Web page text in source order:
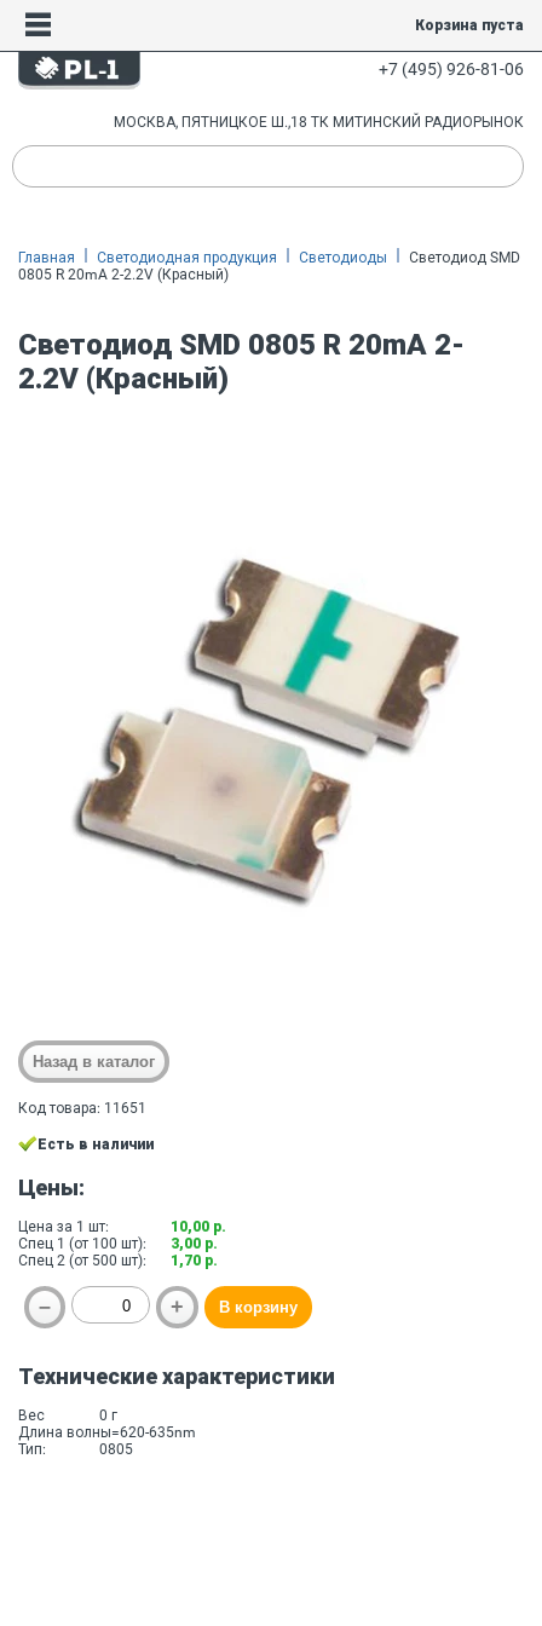
Корзина пуста
+7 (495) 926-81-06
МОСКВА, ПЯТНИЦКОЕ Ш.,18 ТК МИТИНСКИЙ РАДИОРЫНОК
Главная Светодиодная продукция Светодиоды
Светодиод SMD
0805 R 20mA 2-2.2V (Красный)
Светодиод SMD 0805 R 20mA 2-
2.2V (Красный)
Код товара: 11651
Есть в наличии
Цены:
Цена за 1 шт:
10,00 р.
Спец 1 (от 100 шт):
3,00 р.
Спец 2 (от 500 шт):
1,70 р.
Технические характеристики
Вес
0 г
Длина волны=620-635nm
Тип:
0805